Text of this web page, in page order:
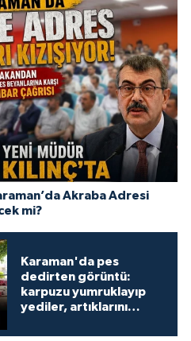
Akraba Adresi
mi?
Karaman'da pes
dedirten görüntü:
karpuzu yumruklayıp
yediler, artıklarını